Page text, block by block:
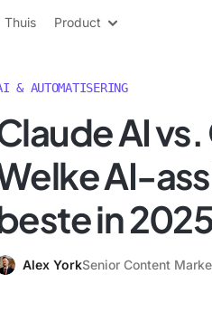
Blog
Thuis Product
& AUTOMATISERING
AI
AI-
in
Alex YorkSenior Content